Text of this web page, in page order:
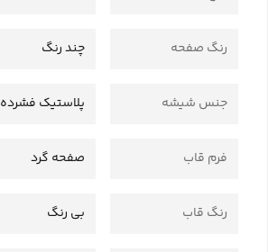
رنگ صفحه چند رنگ
جنس شیشه پلاستیک فشرده
فرم قاب صفحه گرد
رنگ قاب بی رنگ